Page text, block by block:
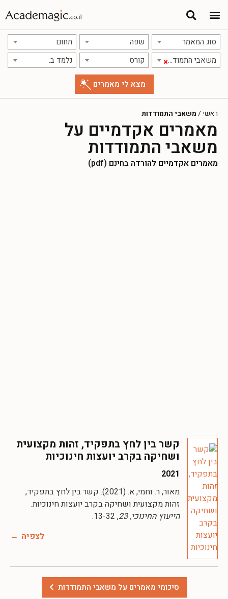
סוג המאמר שפה תחום
×משאבי התמודדות קורס נלמד ב:
ראשי / משאבי התמודדות
מאמרים אקדמיים על
משאבי התמודדות
מאמרים אקדמיים להורדה בחינם (pdf)
קשר בין לחץ בתפקיד, זהות מקצועית
ושחיקה בקרב יועצות חינוכיות
2021
מאור, ר. וחמי, א. (2021). קשר בין לחץ בתפקיד,
זהות מקצועית ושחיקה בקרב יועצות חינוכיות.
הייעוץ החינוכי, 23
, 13-32.
לצפיה
סיכומי מאמרים על משאבי התמודדות